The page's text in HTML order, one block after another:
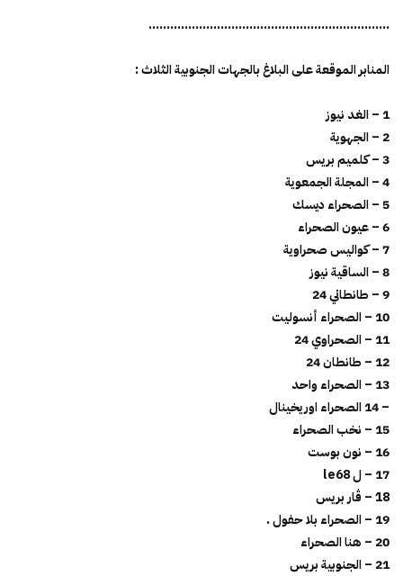
………………………………………………………….
المنابر الموقعة على البلاغ بالجهات الجنوبية الثلاث :
1 – الغد نيوز
2 – الجهوية
3 – كلميم بريس
4 – المجلة الجمعوية
5 – الصحراء ديسك
6 – عيون الصحراء
7 – كواليس صحراوية
8 – الساقية نيوز
9 – طانطاني 24
10 – الصحراء أنسوليت
11 – الصحراوي 24
12 – طانطان 24
13 – الصحراء واحد
– 14 الصحراء اوريخينال
15 – نخب الصحراء
16 – نون بوست
17 – ل le68
18 – ڤار بريس
19 – الصحراء بلا حفول .
20 – هنا الصحراء
21 – الجنوبية بريس